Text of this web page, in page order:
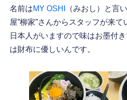
名前はMY OSHI
（みおし）と言
屋”柳家”さんからスタッフが来て
日本人がいますので味はお墨付
は財布に優しいんです。